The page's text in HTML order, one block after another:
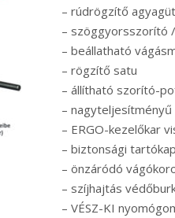
– rúdrögzítő
– szöggyorsszorító
– beállatható
– rögzítő satu
– állítható szorító-
–
– ERGO-kezelőkar
– biztonsági
– önzáródó
– szíjhajtás
– VÉSZ-KI